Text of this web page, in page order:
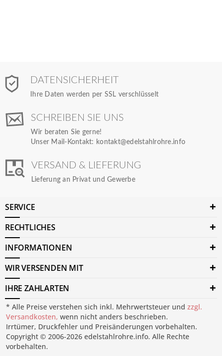
DATENSICHERHEIT
Ihre Daten werden per SSL verschlüsselt
SCHREIBEN SIE UNS
Wir beraten Sie gerne!
Unser Mail-Kontakt: kontakt@edelstahlrohre.info
VERSAND & LIEFERUNG
Lieferung an Privat und Gewerbe
SERVICE
RECHTLICHES
INFORMATIONEN
WIR VERSENDEN MIT
IHRE ZAHLARTEN
* Alle Preise verstehen sich inkl. Mehrwertsteuer und zzgl.
Versandkosten, wenn nicht anders beschrieben.
Irrtümer, Druckfehler und Preisänderungen vorbehalten.
Copyright © 2006-2026 edelstahlrohre.info. Alle Rechte
vorbehalten.